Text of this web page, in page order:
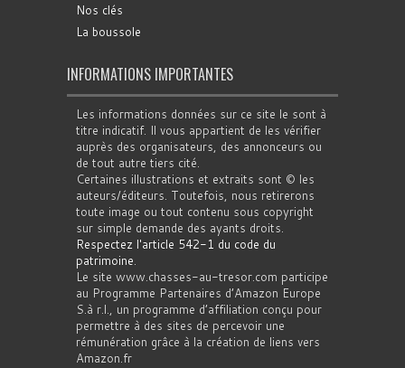
Nos clés
La boussole
INFORMATIONS IMPORTANTES
Les informations données sur ce site le sont à
titre indicatif. Il vous appartient de les vérifier
auprès des organisateurs, des annonceurs ou
de tout autre tiers cité.
Certaines illustrations et extraits sont © les
auteurs/éditeurs. Toutefois, nous retirerons
toute image ou tout contenu sous copyright
sur simple demande des ayants droits.
Respectez l'article 542-1 du code du
patrimoine.
Le site www.chasses-au-tresor.com participe
au Programme Partenaires d’Amazon Europe
S.à r.l., un programme d’affiliation conçu pour
permettre à des sites de percevoir une
rémunération grâce à la création de liens vers
Amazon.fr